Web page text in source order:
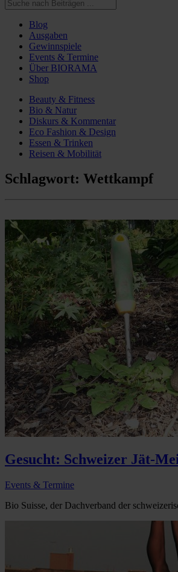
Blog
Ausgaben
Gewinnspiele
Events & Termine
Über BIORAMA
Shop
Beauty & Fitness
Bio & Natur
Diskurs & Kommentar
Eco Fashion & Design
Essen & Trinken
Reisen & Mobilität
Schlagwort: Wettkampf
Gesucht: Schweizer Jät-
Events & Termine
Bio Suisse, der Dachverband der